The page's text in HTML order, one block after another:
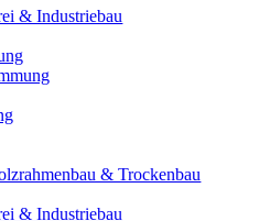
& Industriebau
& Trockenbau
& Industriebau